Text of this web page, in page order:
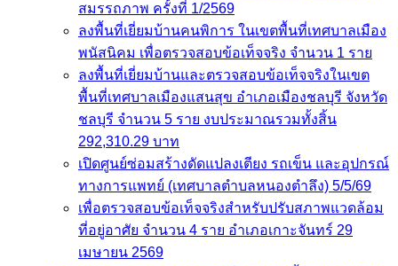
สมรรถภาพ ครั้งที่ 1/2569
ลงพื้นที่เยี่ยมบ้านคนพิการ ในเขตพื้นที่เทศบาลเมือง
พนัสนิคม เพื่อตรวจสอบข้อเท็จจริง จำนวน 1 ราย
ลงพื้นที่เยี่ยมบ้านและตรวจสอบข้อเท็จจริงในเขต
พื้นที่เทศบาลเมืองแสนสุข อำเภอเมืองชลบุรี จังหวัด
ชลบุรี จำนวน 5 ราย งบประมาณรวมทั้งสิ้น
292,310.29 บาท
เปิดศูนย์ซ่อมสร้างดัดแปลงเตียง รถเข็น และอุปกรณ์
ทางการแพทย์ (เทศบาลตำบลหนองตำลึง) 5/5/69
เพื่อตรวจสอบข้อเท็จจริงสำหรับปรับสภาพแวดล้อม
ที่อยู่อาศัย จำนวน 4 ราย อำเภอเกาะจันทร์ 29
เมษายน 2569